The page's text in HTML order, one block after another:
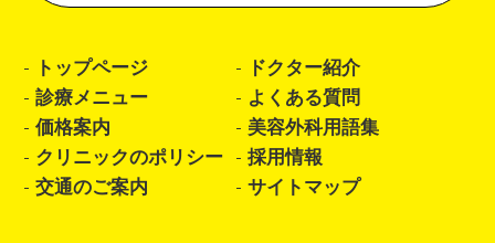
トップページ
ドクター紹介
診療メニュー
よくある質問
価格案内
美容外科用語集
クリニックのポリシー
採用情報
交通のご案内
サイトマップ